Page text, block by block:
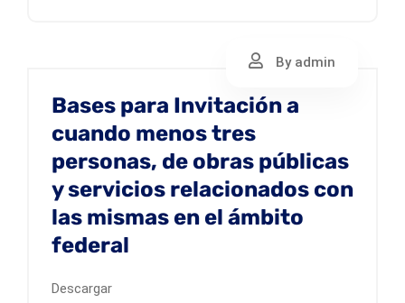
By admin
Bases para Invitación a
cuando menos tres
personas, de obras públicas
y servicios relacionados con
las mismas en el ámbito
federal
Descargar